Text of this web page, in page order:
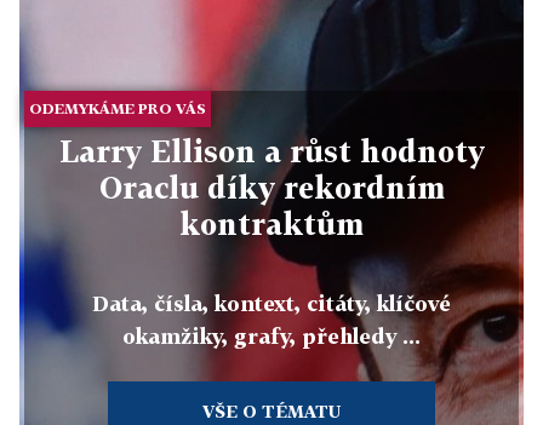
ODEMYKÁME PRO VÁS
Larry Ellison a růst hodnoty
Oraclu díky rekordním
kontraktům
Data, čísla, kontext, citáty, klíčové
okamžiky, grafy, přehledy ...
VŠE O TÉMATU